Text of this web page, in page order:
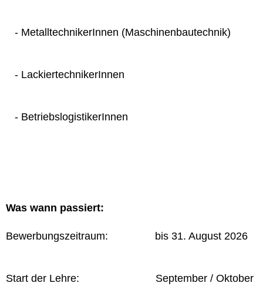
- MetalltechnikerInnen (Maschinenbautechnik)
- LackiertechnikerInnen
- BetriebslogistikerInnen
Was wann passiert:
Bewerbungszeitraum: bis 31. August 2026
Start der Lehre: September / Oktober